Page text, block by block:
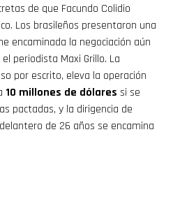
de que Facundo Colidio
Los brasileños presentaron una
encaminada la negociación aún
periodista Maxi Grillo. La
por escrito, eleva la operación
10 millones de dólares si se
pactadas, y la dirigencia de
de 26 años se encamina